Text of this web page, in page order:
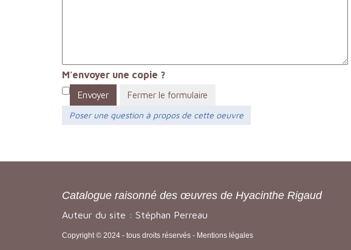
M'envoyer une copie ?
Envoyer
Fermer le formulaire
Poser une question à propos de cette oeuvre
Catalogue raisonné des œuvres de Hyacinthe Rigaud
Auteur du site : Stéphan Perreau
Copyright © 2024 - tous droits réservés - Mentions légales